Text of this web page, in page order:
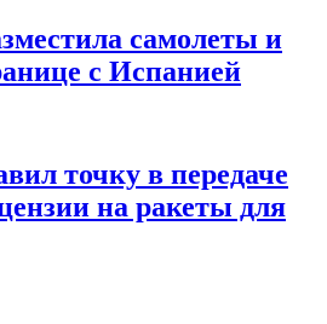
самолеты и
с Испанией
точку в передаче
на ракеты для